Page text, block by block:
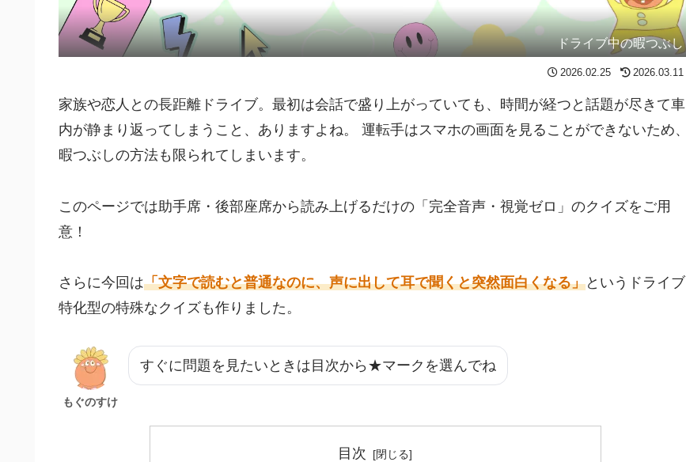
ドライブ中の暇つぶし
2026.02.25 2026.03.11
家族や恋人との長距離ドライブ。最初は会話で盛り上がっていても、時間が経つと話題が尽きて車
内が静まり返ってしまうこと、ありますよね。 運転手はスマホの画面を見ることができないため、
暇つぶしの方法も限られてしまいます。
このページでは助手席・後部座席から読み上げるだけの「完全音声・視覚ゼロ」のクイズをご用
意！
さらに今回は「文字で読むと普通なのに、声に出して耳で聞くと突然面白くなる」というドライブ
特化型の特殊なクイズも作りました。
もぐのすけ
すぐに問題を見たいときは目次から★マークを選んでね
目次